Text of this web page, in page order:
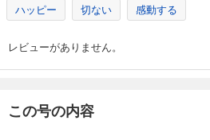
1,048円 (税込)
あらすじを表示する
フォトコン2025年6月号
ハッピー 切ない 感動する
レビューがありません。
この号の内容